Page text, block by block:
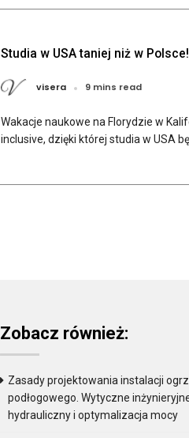
Studia w USA taniej niż w Polsce!
visera 9 mins read
Wakacje naukowe na Florydzie w
inclusive, dzięki której studia w USA
Zobacz również:
Zasady projektowania instalacji
podłogowego. Wytyczne
hydrauliczny i optymalizacja mocy